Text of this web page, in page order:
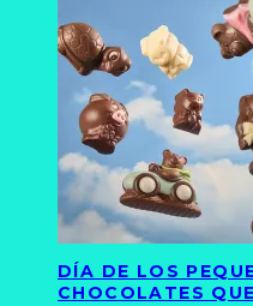
DÍA DE LOS
CHOCOLATES